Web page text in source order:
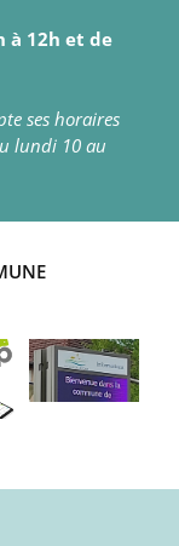
à 12h et de
ses horaires
lundi 10 au